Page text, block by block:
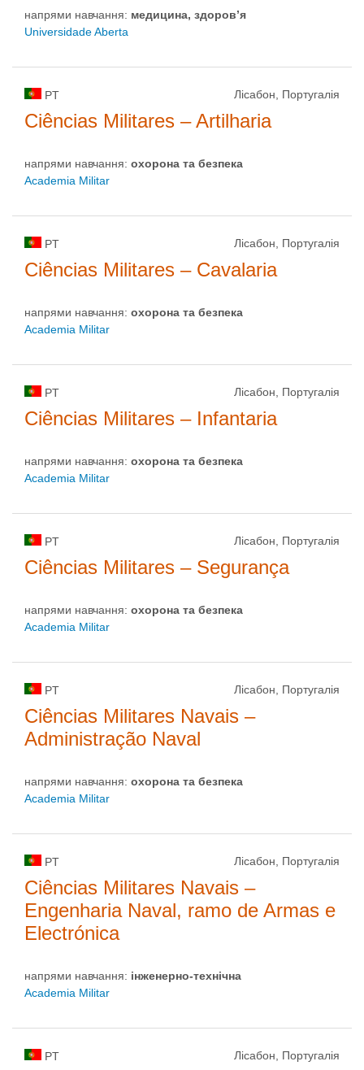
напрями навчання: медицина, здоров’я
Universidade Aberta
PT Лісабон, Португалія
Ciências Militares – Artilharia
напрями навчання: охорона та безпека
Academia Militar
PT Лісабон, Португалія
Ciências Militares – Cavalaria
напрями навчання: охорона та безпека
Academia Militar
PT Лісабон, Португалія
Ciências Militares – Infantaria
напрями навчання: охорона та безпека
Academia Militar
PT Лісабон, Португалія
Ciências Militares – Segurança
напрями навчання: охорона та безпека
Academia Militar
PT Лісабон, Португалія
Ciências Militares Navais –
Administração Naval
напрями навчання: охорона та безпека
Academia Militar
PT Лісабон, Португалія
Ciências Militares Navais –
Engenharia Naval, ramo de Armas e
Electrónica
напрями навчання: інженерно-технічна
Academia Militar
PT Лісабон, Португалія